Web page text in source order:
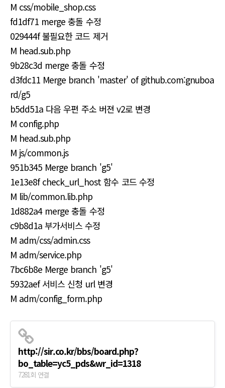
M css/mobile_shop.css
fd1df71 merge 충돌 수정
029444f 불필요한 코드 제거
M head.sub.php
9b28c3d merge 충돌 수정
d3fdc11 Merge branch 'master' of github.com:gnuboa
rd/g5
b5dd51a 다음 우편 주소 버젼 v2로 변경
M config.php
M head.sub.php
M js/common.js
951b345 Merge branch 'g5'
1e13e8f check_url_host 함수 코드 수정
M lib/common.lib.php
1d882a4 merge 충돌 수정
c9b8d1a 부가서비스 수정
M adm/css/admin.css
M adm/service.php
7bc6b8e Merge branch 'g5'
5932aef 서비스 신청 url 변경
M adm/config_form.php
http://sir.co.kr/bbs/board.php?
bo_table=yc5_pds&wr_id=1318
7281회 연결